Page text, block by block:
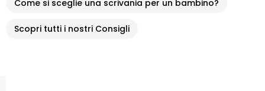
Come si sceglie una scrivania per un bambino?
Scopri tutti i nostri Consigli